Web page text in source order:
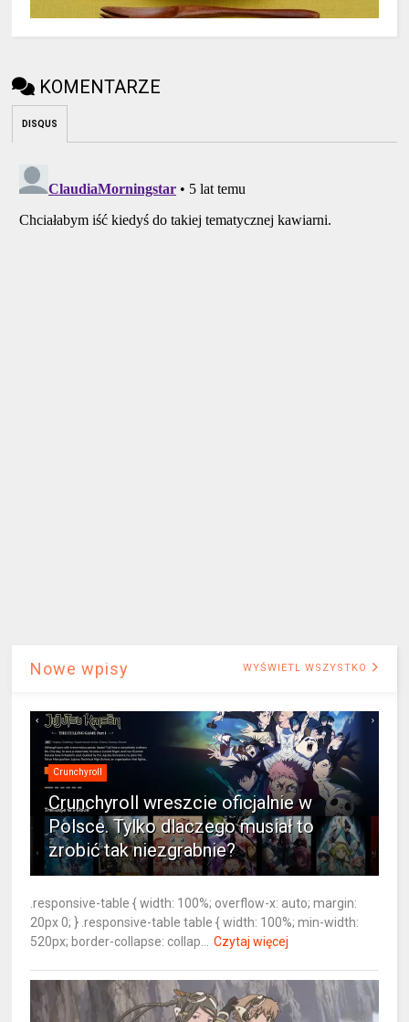
KOMENTARZE
DISQUS
Nowe wpisy WYŚWIETL WSZYSTKO
Crunchyroll
Crunchyroll wreszcie oficjalnie w
Polsce. Tylko dlaczego musiał to
zrobić tak niezgrabnie?
.responsive-table { width: 100%; overflow-x: auto; margin:
20px 0; } .responsive-table table { width: 100%; min-width:
520px; border-collapse: collap...
Czytaj więcej